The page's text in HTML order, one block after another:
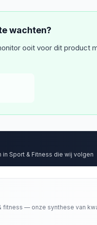
wachten?
ooit voor dit product
in Sport & Fitness die wij volgen
fitness — onze synthese van